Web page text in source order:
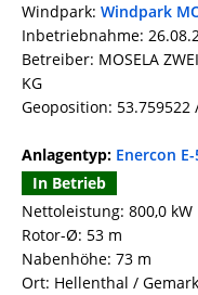
Windpark: Windpark
Inbetriebnahme:
Betreiber: MOSELA
KG
Geoposition: 53.759522
Anlagentyp: Enercon
In Betrieb
Nettoleistung: 800,0 kW
Rotor-Ø: 53 m
Nabenhöhe: 73 m
Ort: Hellenthal /